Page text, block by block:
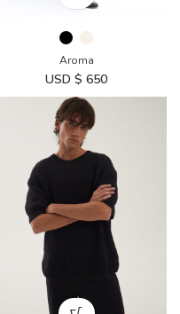
Aroma
USD $ 650